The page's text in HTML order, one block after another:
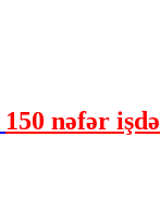
150 nəfər